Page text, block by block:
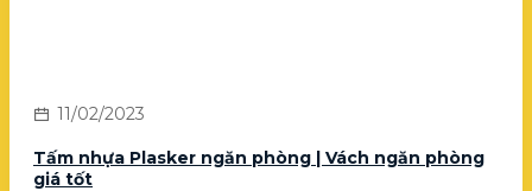
11/02/2023
Tấm nhựa Plasker ngăn phòng | Vách ngăn phòng
giá tốt